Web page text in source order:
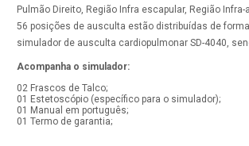
Pulmão Direito, Região Infra escapular, Região Infra-
56 posições de ausculta estão distribuídas de
simulador de ausculta cardiopulmonar SD-4040,
Acompanha o simulador:
02 Frascos de Talco;
01 Estetoscópio (específico para o simulador);
01 Manual em português;
01 Termo de garantia;